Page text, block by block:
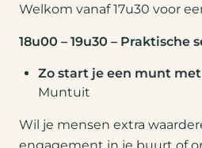
Welkom vanaf 17u30 voor
18u00 – 19u30 – Praktische
Zo start je een munt
Muntuit
Wil je mensen extra